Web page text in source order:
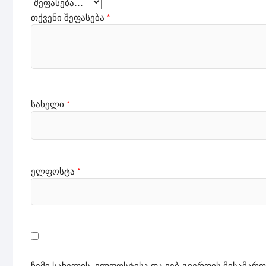
თქვენი შეფასება *
სახელი *
ელფოსტა *